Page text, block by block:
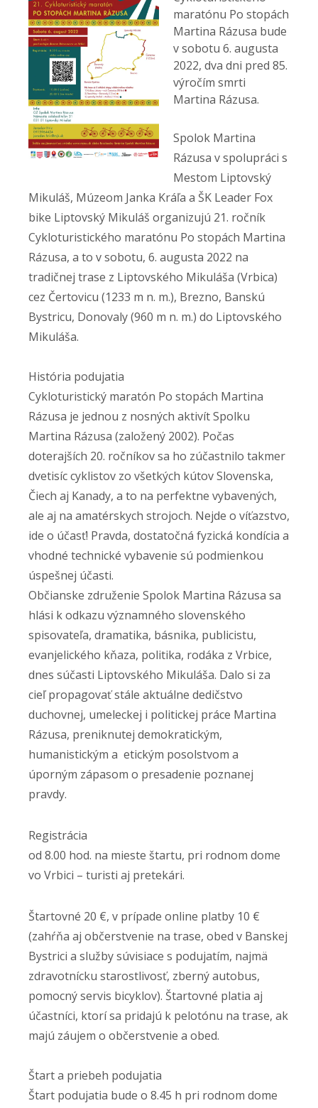
maratónu Po stopách
Martina Rázusa bude
v sobotu 6. augusta
2022, dva dni pred 85.
výročím smrti
Martina Rázusa.
Spolok Martina
Rázusa v spolupráci s
Mestom Liptovský
Mikuláš, Múzeom Janka Kráľa a ŠK Leader Fox
bike Liptovský Mikuláš organizujú 21. ročník
Cykloturistického maratónu Po stopách Martina
Rázusa, a to v sobotu, 6. augusta 2022 na
tradičnej trase z Liptovského Mikuláša (Vrbica)
cez Čertovicu (1233 m n. m.), Brezno, Banskú
Bystricu, Donovaly (960 m n. m.) do Liptovského
Mikuláša.
História podujatia
Cykloturistický maratón Po stopách Martina
Rázusa je jednou z nosných aktivít Spolku
Martina Rázusa (založený 2002). Počas
doterajších 20. ročníkov sa ho zúčastnilo takmer
dvetisíc cyklistov zo všetkých kútov Slovenska,
Čiech aj Kanady, a to na perfektne vybavených,
ale aj na amatérskych strojoch. Nejde o víťazstvo,
ide o účasť! Pravda, dostatočná fyzická kondícia a
vhodné technické vybavenie sú podmienkou
úspešnej účasti.
Občianske združenie Spolok Martina Rázusa sa
hlási k odkazu významného slovenského
spisovateľa, dramatika, básnika, publicistu,
evanjelického kňaza, politika, rodáka z Vrbice,
dnes súčasti Liptovského Mikuláša. Dalo si za
cieľ propagovať stále aktuálne dedičstvo
duchovnej, umeleckej i politickej práce Martina
Rázusa, preniknutej demokratickým,
humanistickým a etickým posolstvom a
úporným zápasom o presadenie poznanej
pravdy.
Registrácia
od 8.00 hod. na mieste štartu, pri rodnom dome
vo Vrbici – turisti aj pretekári.
Štartovné 20 €, v prípade online platby 10 €
(zahŕňa aj občerstvenie na trase, obed v Banskej
Bystrici a služby súvisiace s podujatím, najmä
zdravotnícku starostlivosť, zberný autobus,
pomocný servis bicyklov). Štartovné platia aj
účastníci, ktorí sa pridajú k pelotónu na trase, ak
majú záujem o občerstvenie a obed.
Štart a priebeh podujatia
Štart podujatia bude o 8.45 h pri rodnom dome